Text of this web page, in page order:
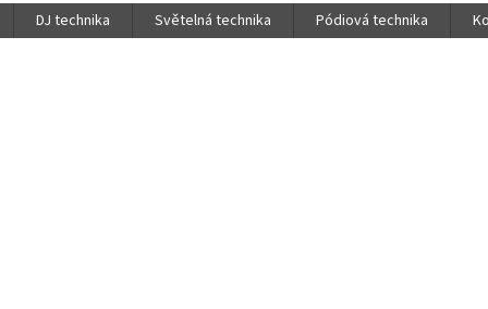
DJ technika Světelná technika Pódiová technika